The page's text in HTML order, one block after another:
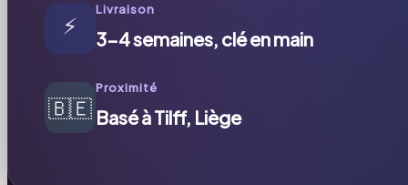
⚡
Livraison
3-4 semaines, clé en main
🇧🇪
Proximité
Basé à Tilff, Liège